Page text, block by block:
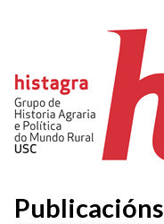
Publicacións